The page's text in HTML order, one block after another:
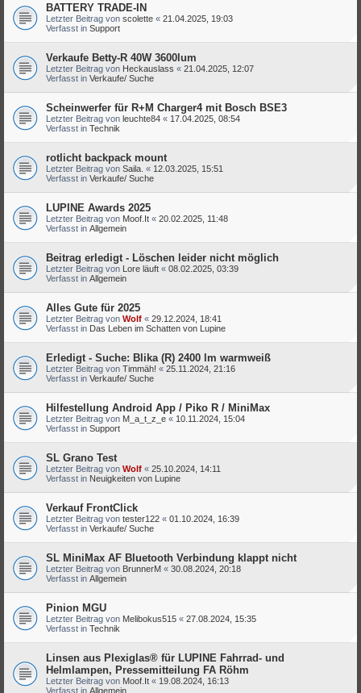
BATTERY TRADE-IN
Letzter Beitrag von scolette « 21.04.2025, 19:03
Verfasst in Support
Verkaufe Betty-R 40W 3600lum
Letzter Beitrag von Heckauslass « 21.04.2025, 12:07
Verfasst in Verkaufe/ Suche
Scheinwerfer für R+M Charger4 mit Bosch BSE3
Letzter Beitrag von leuchte84 « 17.04.2025, 08:54
Verfasst in Technik
rotlicht backpack mount
Letzter Beitrag von Saila. « 12.03.2025, 15:51
Verfasst in Verkaufe/ Suche
LUPINE Awards 2025
Letzter Beitrag von Moof.It « 20.02.2025, 11:48
Verfasst in Allgemein
Beitrag erledigt - Löschen leider nicht möglich
Letzter Beitrag von Lore läuft « 08.02.2025, 03:39
Verfasst in Allgemein
Alles Gute für 2025
Letzter Beitrag von Wolf « 29.12.2024, 18:41
Verfasst in Das Leben im Schatten von Lupine
Erledigt - Suche: Blika (R) 2400 lm warmweiß
Letzter Beitrag von Timmäh! « 25.11.2024, 21:16
Verfasst in Verkaufe/ Suche
Hilfestellung Android App / Piko R / MiniMax
Letzter Beitrag von M_a_t_z_e « 10.11.2024, 15:04
Verfasst in Support
SL Grano Test
Letzter Beitrag von Wolf « 25.10.2024, 14:11
Verfasst in Neuigkeiten von Lupine
Verkauf FrontClick
Letzter Beitrag von tester122 « 01.10.2024, 16:39
Verfasst in Verkaufe/ Suche
SL MiniMax AF Bluetooth Verbindung klappt nicht
Letzter Beitrag von BrunnerM « 30.08.2024, 20:18
Verfasst in Allgemein
Pinion MGU
Letzter Beitrag von Melibokus515 « 27.08.2024, 15:35
Verfasst in Technik
Linsen aus Plexiglas® für LUPINE Fahrrad- und
Helmlampen, Pressemitteilung FA Röhm
Letzter Beitrag von Moof.It « 19.08.2024, 16:13
Verfasst in Allgemein